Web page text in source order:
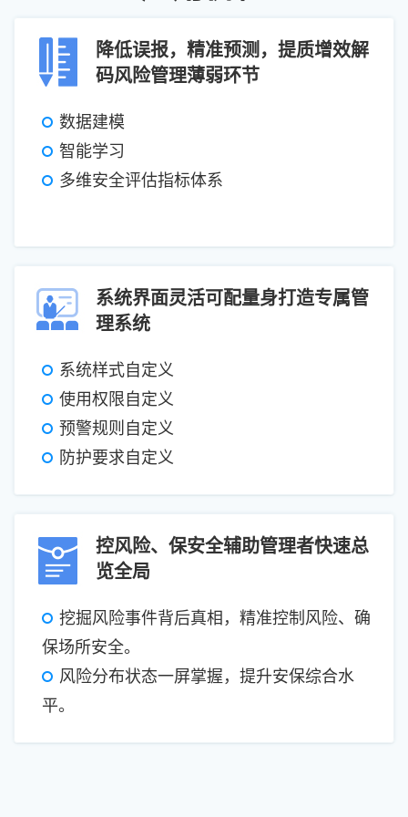
降低误报，精准预测，提质增效解
码风险管理薄弱环节
数据建模
智能学习
多维安全评估指标体系
系统界面灵活可配量身打造专属管
理系统
系统样式自定义
使用权限自定义
预警规则自定义
防护要求自定义
控风险、保安全辅助管理者快速总
览全局
挖掘风险事件背后真相，精准控制风险、确
保场所安全。
风险分布状态一屏掌握，提升安保综合水
平。